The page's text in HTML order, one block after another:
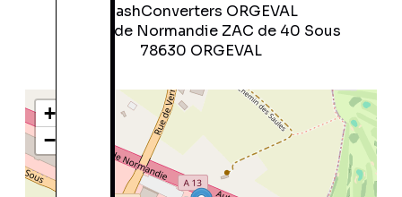
CashConverters ORGEVAL
12, Rue de Normandie ZAC de 40 Sous
78630 ORGEVAL
+
−